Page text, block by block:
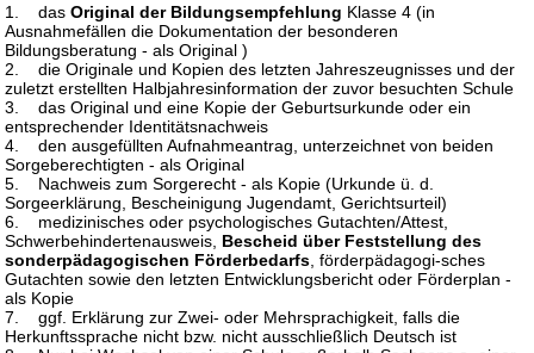
1. dasOriginal der Bildungsempfehlung Klasse 4 (in
Ausnahmefällen die Dokumentation der besonderen
Bildungsberatung - als Original )
2. die Originale und Kopien des letzten Jahreszeugnisses und der
zuletzt erstellten Halbjahresinformation der zuvor besuchten Schule
3. das Original und eine Kopie der Geburtsurkunde oder ein
entsprechender Identitätsnachweis
4. den ausgefüllten Aufnahmeantrag, unterzeichnet von beiden
Sorgeberechtigten - als Original
5. Nachweis zum Sorgerecht - als Kopie (Urkunde ü. d.
Sorgeerklärung, Bescheinigung Jugendamt, Gerichtsurteil)
6. medizinisches oder psychologisches Gutachten/Attest,
Schwerbehindertenausweis, Bescheid über Feststellung des
sonderpädagogischen Förderbedarfs , förderpädagogi-sches
Gutachten sowie den letzten Entwicklungsbericht oder Förderplan -
als Kopie
7. ggf. Erklärung zur Zwei- oder Mehrsprachigkeit, falls die
Herkunftssprache nicht bzw. nicht ausschließlich Deutsch ist